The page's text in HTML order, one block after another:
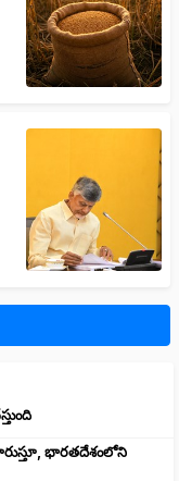
భారతదేశంలోని